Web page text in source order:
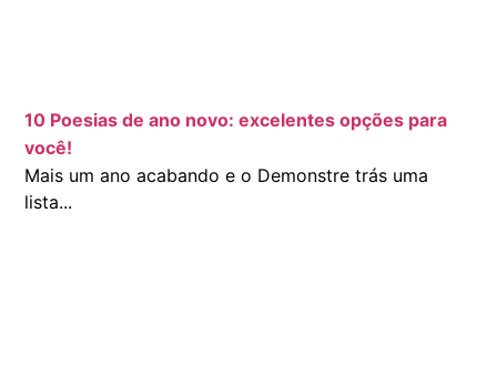
10 Poesias de ano novo: excelentes opções para
você!
Mais um ano acabando e o Demonstre trás uma
lista...